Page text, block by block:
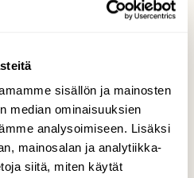
sisällön ja mainosten
median ominaisuuksien
analysoimiseen. Lisäksi
mainosalan ja analytiikka-
siitä, miten käytät